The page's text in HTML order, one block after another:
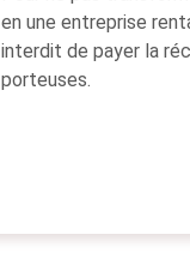
en une entreprise
interdit de payer la
porteuses.